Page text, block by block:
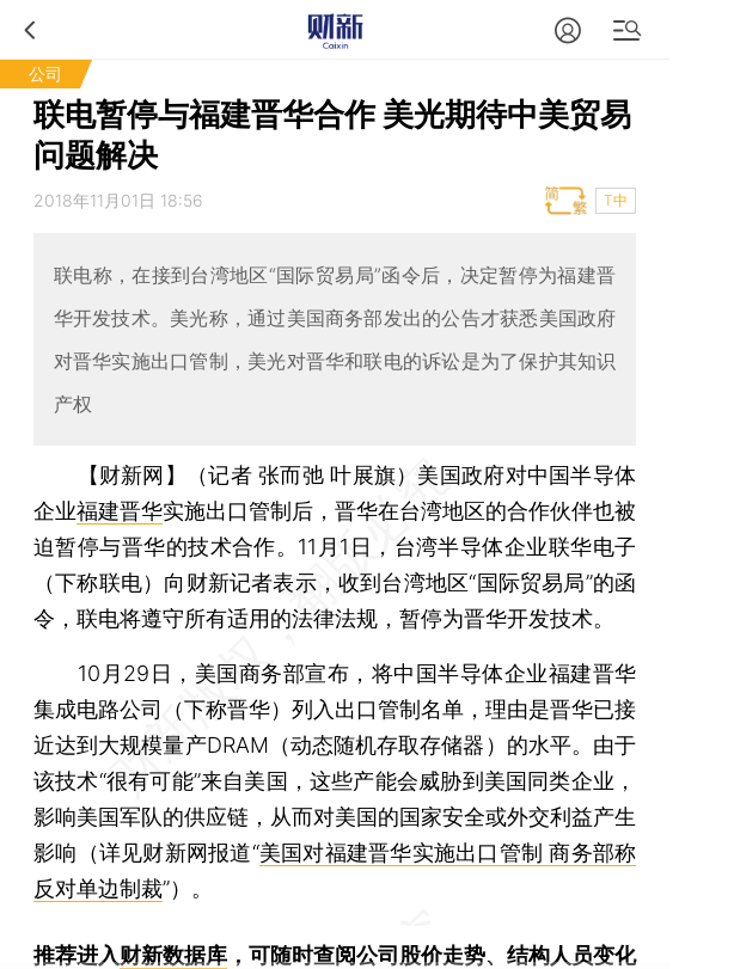
公司
联电暂停与福建晋华合作 美光期待中美贸易
问题解决
2018年11月01日 18:56 T中
联电称，在接到台湾地区“国际贸易局”函令后，决定暂停为福建晋
华开发技术。美光称，通过美国商务部发出的公告才获悉美国政府
对晋华实施出口管制，美光对晋华和联电的诉讼是为了保护其知识
产权
【财新网】（记者 张而弛 叶展旗） 美国政府对中国半导体
企业福建晋华实施出口管制后，晋华在台湾地区的合作伙伴也被
迫暂停与晋华的技术合作。11月1日，台湾半导体企业联华电子
（下称联电）向财新记者表示，收到台湾地区“国际贸易局”的函
令，联电将遵守所有适用的法律法规，暂停为晋华开发技术。
10月29日，美国商务部宣布，将中国半导体企业福建晋华
集成电路公司（下称晋华）列入出口管制名单，理由是晋华已接
近达到大规模量产DRAM（动态随机存取存储器）的水平。由于
该技术“很有可能”来自美国，这些产能会威胁到美国同类企业，
影响美国军队的供应链，从而对美国的国家安全或外交利益产生
影响（详见财新网报道“美国对福建晋华实施出口管制 商务部称
反对单边制裁”）。
推荐进入财新数据库 ，可随时查阅公司股价走势、结构人员变化